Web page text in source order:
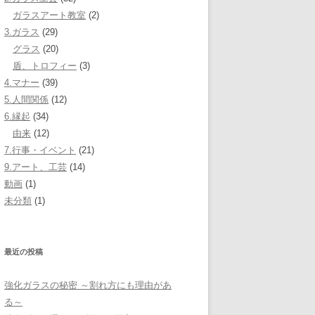
ガラスアート教室 (2)
3.ガラス (29)
グラス (20)
盾、トロフィー (3)
4.マナー (39)
5.人間関係 (12)
6.縁起 (34)
由来 (12)
7.行事・イベント (21)
9.アート、工芸 (14)
動画 (1)
未分類 (1)
最近の投稿
強化ガラスの秘密 ～割れ方にも理由があ
る～